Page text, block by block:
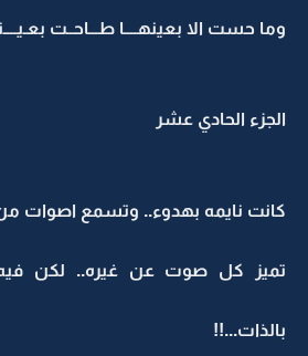
وما حست الا بعينهــــا طـــاحــت
الجزء الحادي عشر
كانت نايمه بهدوء.. وتسمع اصوات
تميز كل صوت عن غيره.. لكن
بالذات...!!